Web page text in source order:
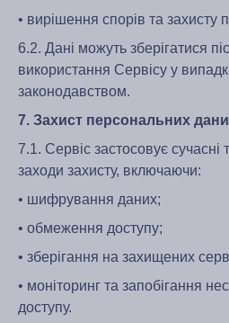
• вирішення спорів та захисту
6.2. Дані можуть зберігатися
використання Сервісу у
законодавством.
7. Захист персональних
7.1. Сервіс застосовує сучасні
заходи захисту, включаючи:
• шифрування даних;
• обмеження доступу;
• зберігання на захищених
• моніторинг та запобігання
доступу.